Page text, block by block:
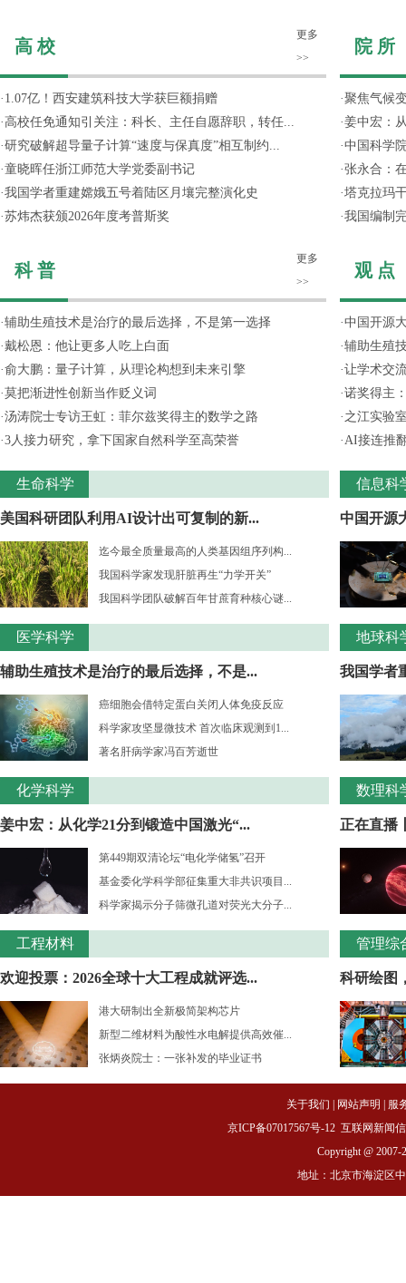
高 校
更多
>>
· 1.07亿！西安建筑科技大学获巨额捐赠
· 高校任免通知引关注：科长、主任自愿辞职，转任...
·研究破解超导量子计算“速度与保真度”相互制约...
·童晓晖任浙江师范大学党委副书记
·我国学者重建嫦娥五号着陆区月壤完整演化史
·苏炜杰获颁2026年度考普斯奖
科 普
更多
>>
·辅助生殖技术是治疗的最后选择，不是第一选择
·戴松恩：他让更多人吃上白面
·俞大鹏：量子计算，从理论构想到未来引擎
·莫把渐进性创新当作贬义词
·汤涛院士专访王虹：菲尔兹奖得主的数学之路
·3人接力研究，拿下国家自然科学至高荣誉
生命科学
美国科研团队利用AI设计出可复制的新...
迄今最全质量最高的人类基因组序列构...
我国科学家发现肝脏再生“力学开关”
我国科学团队破解百年甘蔗育种核心谜...
医学科学
辅助生殖技术是治疗的最后选择，不是...
癌细胞会借特定蛋白关闭人体免疫反应
科学家攻坚显微技术 首次临床观测到1...
著名肝病学家冯百芳逝世
化学科学
姜中宏：从化学21分到锻造中国激光“...
第449期双清论坛“电化学储氢”召开
基金委化学科学部征集重大非共识项目...
科学家揭示分子筛微孔道对荧光大分子...
工程材料
欢迎投票：2026全球十大工程成就评选...
港大研制出全新极简架构芯片
新型二维材料为酸性水电解提供高效催...
张炳炎院士：一张补发的毕业证书
院 所
·聚焦气候
·姜中宏：
·中国科学
·张永合：
·塔克拉玛
·我国编制
观 点
·中国开源
·辅助生殖
·让学术交
·诺奖得主
· 之江实验
·AI接连推
信息科
中国开源
地球科
我国学者
数理科
正在直播
管理综
科研绘图
关于我们 网站声明
服
京ICP备07017567号-12 互联网新闻
Copyright @ 2007-
地址：北京市海淀区